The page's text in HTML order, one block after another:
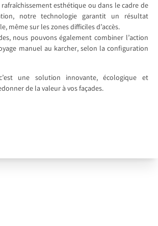
esthétique ou dans le cadre de
notre technologie garantit un résultat
même sur les zones difficiles d’accès.
nous pouvons également combiner l’action
manuel au karcher, selon la configuration
c’est une solution innovante, écologique et
de la valeur à vos façades.